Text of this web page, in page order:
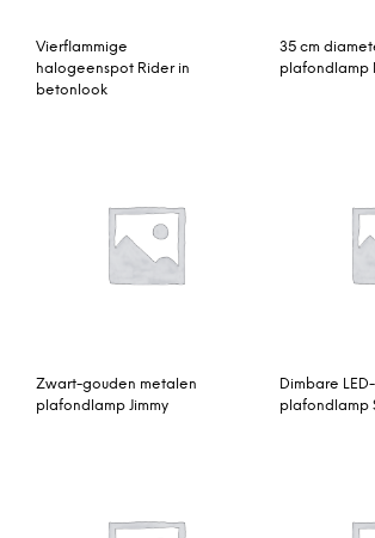
Vierflammige
halogeenspot Rider in
betonlook
35 cm
plafondlamp
Zwart-gouden metalen
plafondlamp Jimmy
Dimbare LED-
plafondlamp